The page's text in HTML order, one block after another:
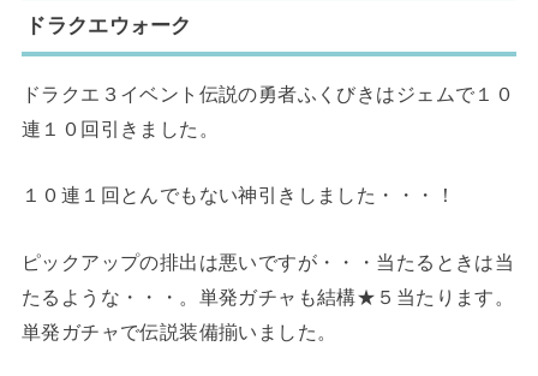
ドラクエウォーク
ドラクエ３イベント伝説の勇者ふくびきはジェムで１０
連１０回引きました。
１０連１回とんでもない神引きしました・・・！
ピックアップの排出は悪いですが・・・当たるときは当
たるような・・・。単発ガチャも結構★５当たります。
単発ガチャで伝説装備揃いました。